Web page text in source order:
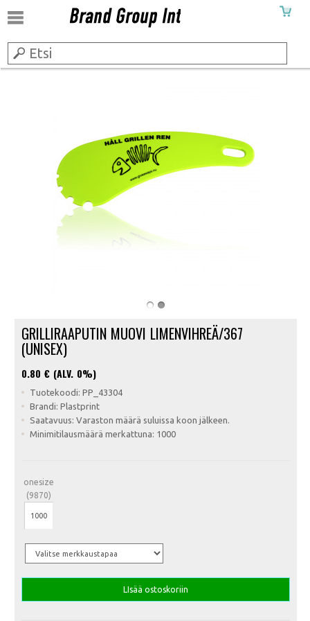
GRILLIRAAPUTIN MUOVI LIMENVIHREÄ/367
(UNISEX)
0.80 € (ALV. 0%)
Tuotekoodi: PP_43304
Brandi: Plastprint
Saatavuus: Varaston määrä suluissa koon jälkeen.
Minimitilausmäärä merkattuna: 1000
onesize
(9870)
LIsää ostoskoriin